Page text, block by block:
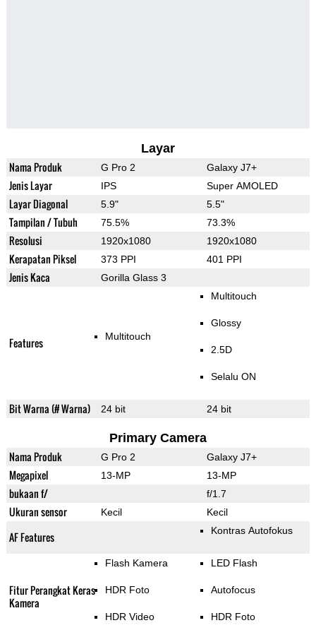
Layar
Nama Produk G Pro 2 Galaxy J7+
Jenis Layar IPS Super AMOLED
Layar Diagonal 5.9" 5.5"
Tampilan / Tubuh 75.5% 73.3%
Resolusi 1920x1080 1920x1080
Kerapatan Piksel 373 PPI 401 PPI
Jenis Kaca Gorilla Glass 3
Features Multitouch
Multitouch
Glossy
2.5D
Selalu ON
Bit Warna (# Warna) 24 bit 24 bit
Primary Camera
Nama Produk G Pro 2 Galaxy J7+
Megapixel 13-MP 13-MP
bukaan f/ f/1.7
Ukuran sensor Kecil Kecil
AF Features Kontras Autofokus
Fitur Perangkat Keras
Kamera
Flash Kamera
HDR Foto
HDR Video
LED Flash
Autofocus
HDR Foto